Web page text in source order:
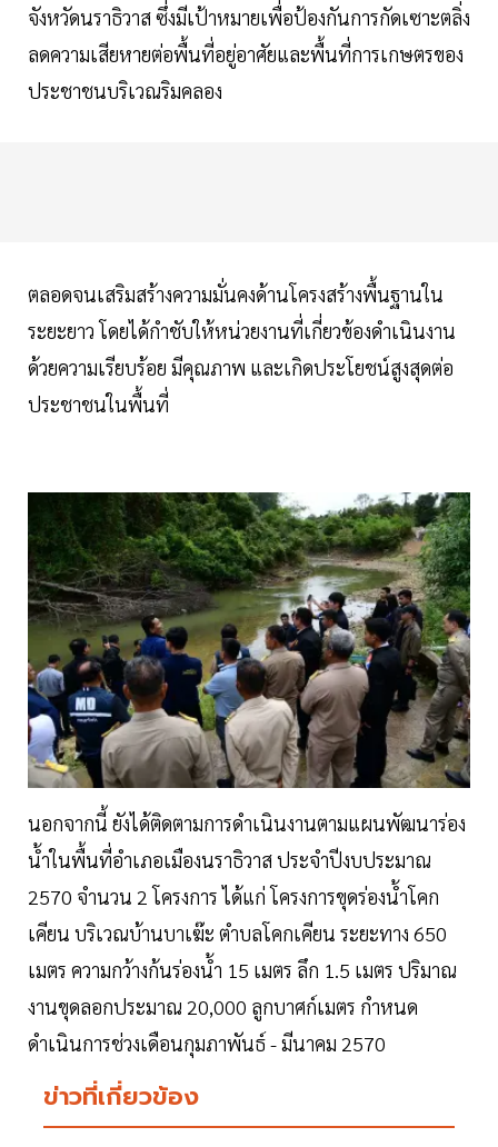
จังหวัดนราธิวาส ซึ่งมีเป้าหมายเพื่อป้องกันการกัดเซาะตลิ่ง
ลดความเสียหายต่อพื้นที่อยู่อาศัยและพื้นที่การเกษตรของ
ประชาชนบริเวณริมคลอง
ตลอดจนเสริมสร้างความมั่นคงด้านโครงสร้างพื้นฐานใน
ระยะยาว โดยได้กำชับให้หน่วยงานที่เกี่ยวข้องดำเนินงาน
ด้วยความเรียบร้อย มีคุณภาพ และเกิดประโยชน์สูงสุดต่อ
ประชาชนในพื้นที่
นอกจากนี้ ยังได้ติดตามการดำเนินงานตามแผนพัฒนาร่อง
น้ำในพื้นที่อำเภอเมืองนราธิวาส ประจำปีงบประมาณ
2570 จำนวน 2 โครงการ ได้แก่ โครงการขุดร่องน้ำโคก
เคียน บริเวณบ้านบาเฆ๊ะ ตำบลโคกเคียน ระยะทาง 650
เมตร ความกว้างก้นร่องน้ำ 15 เมตร ลึก 1.5 เมตร ปริมาณ
งานขุดลอกประมาณ 20,000 ลูกบาศก์เมตร กำหนด
ดำเนินการช่วงเดือนกุมภาพันธ์ - มีนาคม 2570
ข่าวที่เกี่ยวข้อง